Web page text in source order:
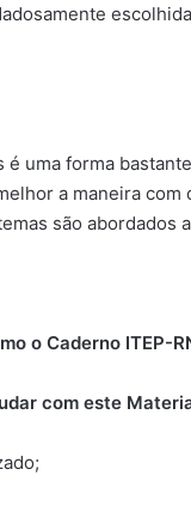
é uma forma
a maneira
são abordados
o Caderno ITEP-
com este